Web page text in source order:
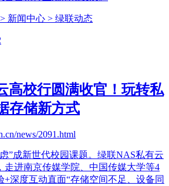
> 新闻中心 > 绿联动态
高校行圆满收官！玩转私
存储新方式
news/2091.html
”成新世代校园课题。绿联NAS私有云
走进南京传媒学院、中国传媒大学等4
+深度互动直面“存储空间不足、设备同